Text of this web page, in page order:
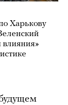
Харькову
влияния»